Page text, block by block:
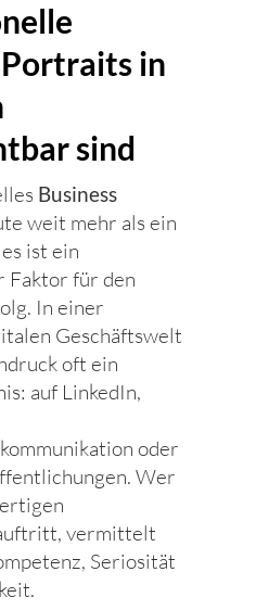
in
sind
Business
weit mehr als ein
ist ein
Faktor für den
In einer
Geschäftswelt
oft ein
auf LinkedIn,
oder
Wer
vermittelt
Seriosität